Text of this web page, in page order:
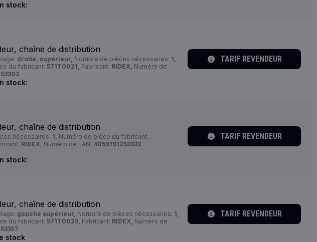
stock:
chaîne de distribution
droite, supérieur, Nombre de pièces nécessaires: 1,
du fabricant: 571T0021, Fabricant: RIDEX, Numéro de
stock:
TARIF REVENDEUR
chaîne de distribution
nécessaires: 1, Numéro de pièce du fabricant:
RIDEX, Numéro de EAN: 4059191253333
stock:
TARIF REVENDEUR
chaîne de distribution
gauche supérieur, Nombre de pièces nécessaires: 1,
du fabricant: 571T0023, Fabricant: RIDEX, Numéro de
stock
TARIF REVENDEUR